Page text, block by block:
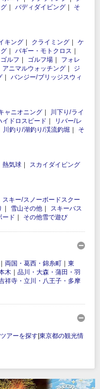
｜ バディダイビング ｜ そ
キング ｜ クライミング ｜ ケ
｜ バギー・モトクロス ｜
ゴルフ ｜ ゴルフ場 ｜ フォレ
アニマルウォッチング ｜ ジ
｜ バンジー/ブリッジスウィ
ャニオニング ｜
川下り/ライ
イドロスピード ｜
リバー/レ
川釣り/湖釣り/渓流釣堀 ｜ そ
熱気球 ｜ スカイダイビング
スキー/スノーボードスクー
｜ 雪山その他 ｜ スキーバス
ード ｜ その他雪で遊び
｜ 両国・葛西・錦糸町 ｜ 東
木 ｜ 品川・大森・蒲田・羽
祥寺・立川・八王子・多摩
アーを探す 東京都の観光情